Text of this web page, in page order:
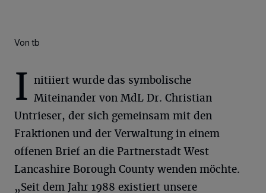
Von tb
I nitiiert wurde das symbolische
Miteinander von MdL Dr. Christian
Untrieser, der sich gemeinsam mit den
Fraktionen und der Verwaltung in einem
offenen Brief an die Partnerstadt West
Lancashire Borough County wenden möchte.
„Seit dem Jahr 1988 existiert unsere